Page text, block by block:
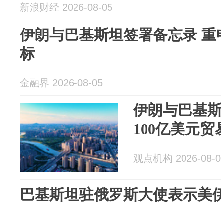
新浪财经 2026-08-05
伊朗与巴基斯坦签署备忘录 重
标
金融界 2026-08-05
伊朗与巴基
100亿美元贸
观点机构 2026-08-
巴基斯坦驻俄罗斯大使表示美